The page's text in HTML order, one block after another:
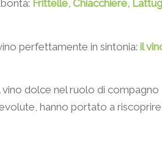
Frittelle, Chiacchiere,
perfettamente in sintonia: il
dolce nel ruolo di compagno
hanno portato a